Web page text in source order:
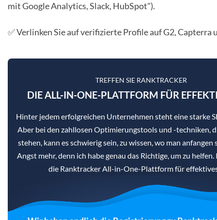
mit Google Analytics, Slack, HubSpot").
✅ Verlinken Sie auf verifizierte Profile auf G2, Capterra
TREFFEN SIE RANKTRACKER
DIE ALL-IN-ONE-PLATTFORM FÜR
Hinter jedem erfolgreichen Unternehmen steht eine starke
Aber bei den zahllosen Optimierungstools und -techniken,
stehen, kann es schwierig sein, zu wissen, wo man anfangen
Angst mehr, denn ich habe genau das Richtige, um zu
die Ranktracker All-in-One-Plattform für